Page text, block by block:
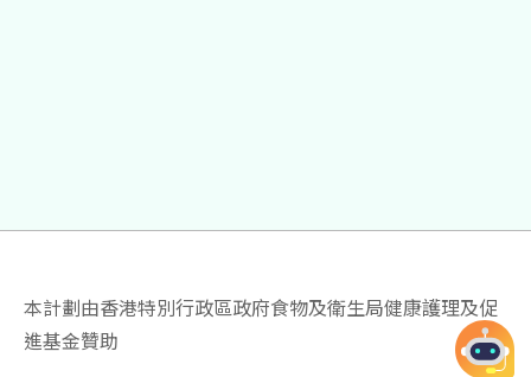
本計劃由香港特別行政區政府食物及衛生局健康護理及促
進基金贊助